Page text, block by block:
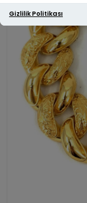
Gizlilik Politikası